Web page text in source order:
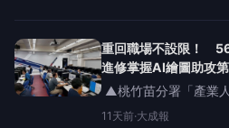
浪潮，企業對跨域人
力發展署桃
重回職場不設限！
進修掌握AI繪圖助攻
▲桃竹苗分署「產業
500門課程，鼓勵勞工
11天前·大成報